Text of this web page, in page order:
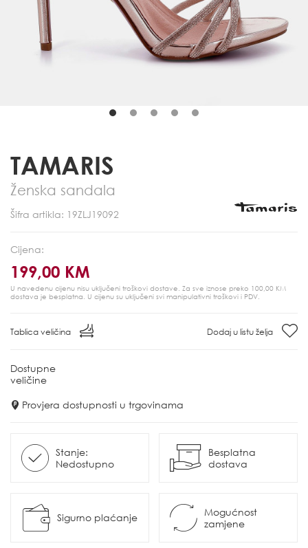
TAMARIS
Ženska sandala
Šifra artikla: 19ZLJ19092
Cijena:
199,00 KM
U navedenu cijenu nisu uključeni troškovi dostave. Za sve iznose preko 100,00 KM
dostava je besplatna. U cijenu su uključeni svi manipulativni troškovi i PDV.
Tablica veličina Dodaj u listu želja
Dostupne
veličine
Provjera dostupnosti u trgovinama
Stanje:
Nedostupno
Besplatna
dostava
Sigurno plaćanje
Mogućnost
zamjene